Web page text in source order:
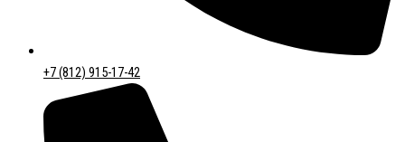
+7 (812) 915-17-42